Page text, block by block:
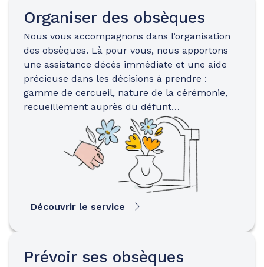
Organiser des obsèques
Nous vous accompagnons dans l’organisation
des obsèques. Là pour vous, nous apportons
une assistance décès immédiate et une aide
précieuse dans les décisions à prendre :
gamme de cercueil, nature de la cérémonie,
recueillement auprès du défunt…
Découvrir le service
Prévoir ses obsèques